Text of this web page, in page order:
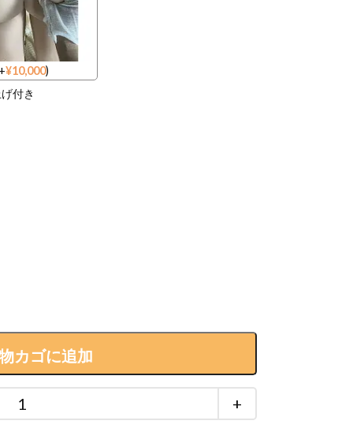
¥10,000)
付き
カゴに追加